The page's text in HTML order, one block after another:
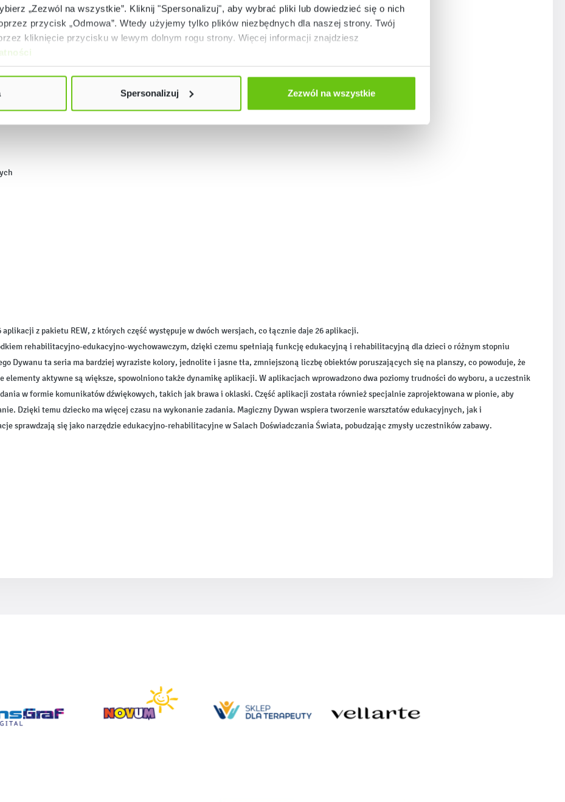
„Zezwól na wszystkie”. Kliknij "Spersonalizuj", aby wybrać pliki lub dowiedzieć się o nich
przycisk „Odmowa”. Wtedy użyjemy tylko plików niezbędnych dla naszej strony. Twój
kliknięcie przycisku w lewym dolnym rogu strony. Więcej informacji znajdziesz
Spersonalizuj Zezwól na wszystkie
komputer, nagłośnienie stereo)
z pakietu REW, z których część występuje w dwóch wersjach, co łącznie daje 26 aplikacji.
rehabilitacyjno-edukacyjno-wychowawczym, dzięki czemu spełniają funkcję edukacyjną i rehabilitacyjną dla dzieci o różnym stopniu
Dywanu ta seria ma bardziej wyraziste kolory, jednolite i jasne tła, zmniejszoną liczbę obiektów poruszających się na planszy, co powoduje, że
elementy aktywne są większe, spowolniono także dynamikę aplikacji. W aplikacjach wprowadzono dwa poziomy trudności do wyboru, a uczestnik
w formie komunikatów dźwiękowych, takich jak brawa i oklaski. Część aplikacji została również specjalnie zaprojektowana w pionie, aby
Dzięki temu dziecko ma więcej czasu na wykonanie zadania. Magiczny Dywan wspiera tworzenie warsztatów edukacyjnych, jak i
sprawdzają się jako narzędzie edukacyjno-rehabilitacyjne w Salach Doświadczania Świata, pobudzając zmysły uczestników zabawy.